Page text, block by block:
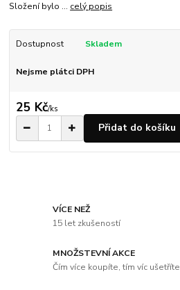
Složení bylo ... celý popis
Dostupnost Skladem
Nejsme plátci DPH
25 Kč/ks
Přidat do košíku
VÍCE NEŽ
15 let zkušeností
MNOŽSTEVNÍ AKCE
Čím více koupíte, tím víc ušetříte